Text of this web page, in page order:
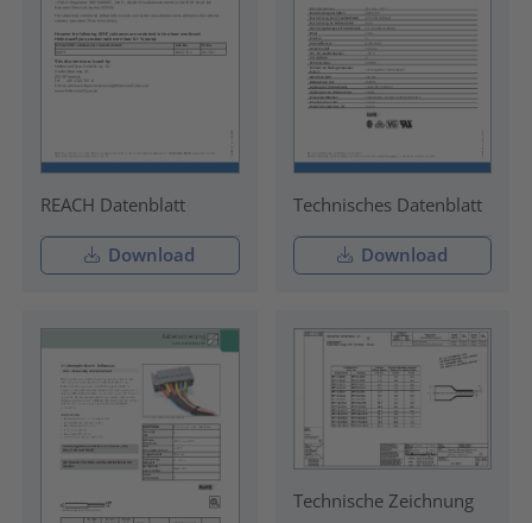
REACH Datenblatt
Download
Technisches Datenblatt
Download
Technische Zeichnung